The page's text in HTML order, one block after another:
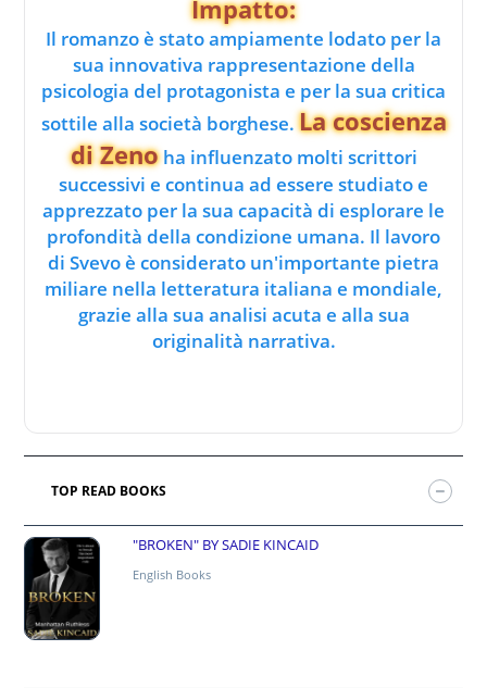
Impatto:
Il romanzo è stato ampiamente lodato per la
sua innovativa rappresentazione della
psicologia del protagonista e per la sua critica
sottile alla società borghese.La coscienza
di Zenoha influenzato molti scrittori
successivi e continua ad essere studiato e
apprezzato per la sua capacità di esplorare le
profondità della condizione umana. Il lavoro
di Svevo è considerato un'importante pietra
miliare nella letteratura italiana e mondiale,
grazie alla sua analisi acuta e alla sua
originalità narrativa.
TOP READ BOOKS
"BROKEN" BY SADIE KINCAID
English Books